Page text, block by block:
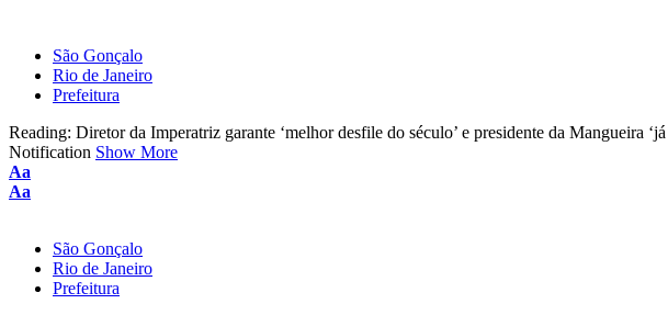
São Gonçalo
Rio de Janeiro
Prefeitura
Reading: Diretor da Imperatriz garante ‘melhor desfile do século’ e presidente da Mangueira
Notification Show More
Aa
Aa
São Gonçalo
Rio de Janeiro
Prefeitura